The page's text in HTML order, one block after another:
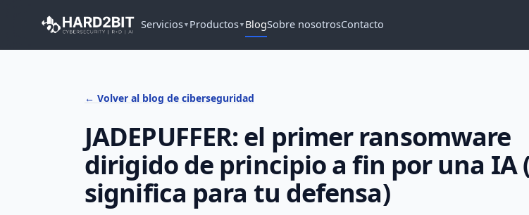
Servicios▼ Productos▼ BlogSobre nosotrosContacto
← Volver al blog de ciberseguridad
JADEPUFFER: el primer ransomware
dirigido de principio a fin por una IA
significa para tu defensa)